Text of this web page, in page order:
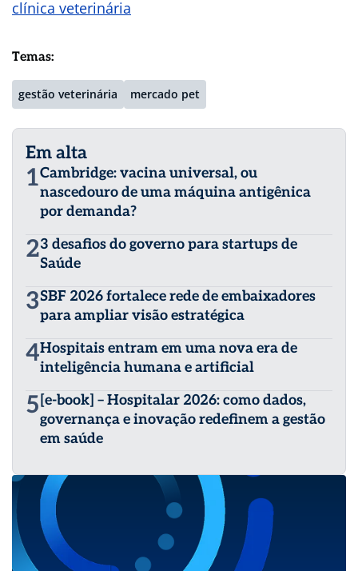
clínica veterinária
Temas:
gestão veterinária mercado pet
Em alta
1Cambridge: vacina universal, ou
nascedouro de uma máquina antigênica
por demanda?
23 desafios do governo para startups de
Saúde
3SBF 2026 fortalece rede de embaixadores
para ampliar visão estratégica
4Hospitais entram em uma nova era de
inteligência humana e artificial
5 [e-book] – Hospitalar 2026: como dados,
governança e inovação redefinem a gestão
em saúde